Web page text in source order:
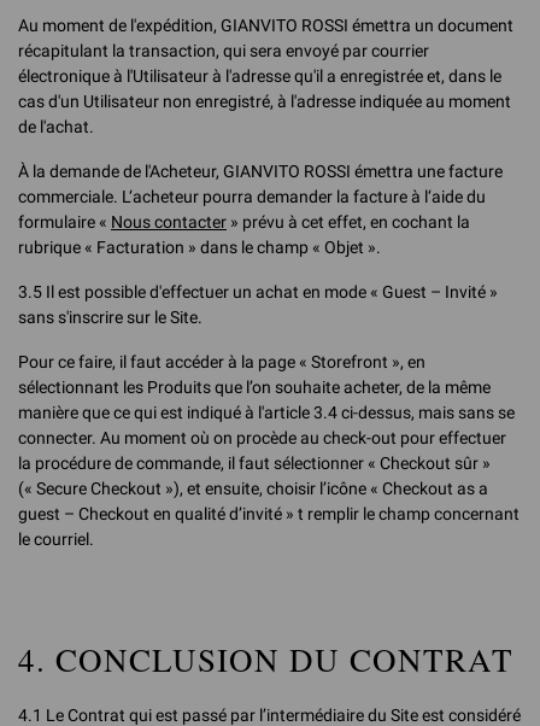
Au moment de l'expédition, GIANVITO ROSSI émettra un document
récapitulant la transaction, qui sera envoyé par courrier
électronique à l'Utilisateur à l'adresse qu'il a enregistrée et, dans le
cas d'un Utilisateur non enregistré, à l'adresse indiquée au moment
de l'achat.
À la demande de l'Acheteur, GIANVITO ROSSI émettra une facture
commerciale. L‘acheteur pourra demander la facture à l‘aide du
formulaire « Nous contacter » prévu à cet effet, en cochant la
rubrique « Facturation » dans le champ « Objet ».
3.5 Il est possible d'effectuer un achat en mode « Guest – Invité »
sans s'inscrire sur le Site.
Pour ce faire, il faut accéder à la page « Storefront », en
sélectionnant les Produits que l’on souhaite acheter, de la même
manière que ce qui est indiqué à l'article 3.4 ci-dessus, mais sans se
connecter. Au moment où on procède au check-out pour effectuer
la procédure de commande, il faut sélectionner « Checkout sûr »
(« Secure Checkout »), et ensuite, choisir l’icône « Checkout as a
guest – Checkout en qualité d’invité » t remplir le champ concernant
le courriel.
4. CONCLUSION DU CONTRAT
4.1 Le Contrat qui est passé par l’intermédiaire du Site est considéré